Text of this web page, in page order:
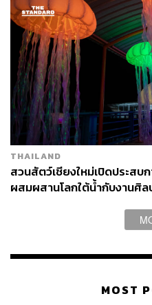
ศักย์ศกร ศรีณัษฐพงษ์ เล่าให้
เคยมาเที่ยวที่สวนสัตว์ดุสิตค
ความรู้สึกแรกในเวลานั้นคือตื่
และเป็นธรรมดาของเด็กที่จ
แต่เขาก็รู้สึก ‘เสียดาย’ พื้นที่
ครั้งเขาและครอบครัวจูงมือ
แม้ว่าในอนาคต ‘เขาดิน’ จะ
ได้พบกันใหม่อีกครั้ง
THAILAND
สวนสัตว์เชียงใหม่เปิดประส
ผสมผสานโลกใต้น้ำกับงานศิ
MOST